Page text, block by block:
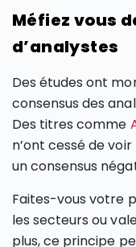
Méfiez vous
d’analystes
Des études ont
consensus des
Des titres comme
n’ont cessé de
un consensus
Faites-vous votre
les secteurs ou
plus, ce principe